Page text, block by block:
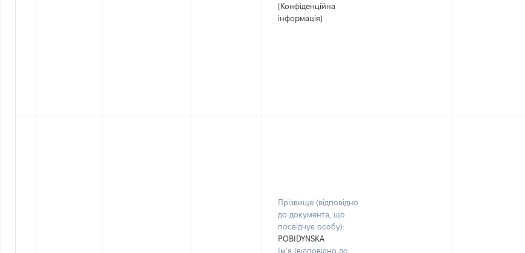
[Конфіденційна
інформація]
Прізвище (відповідно
до документа, що
посвідчує особу):
POBIDYNSKA
Ім’я (відповідно до